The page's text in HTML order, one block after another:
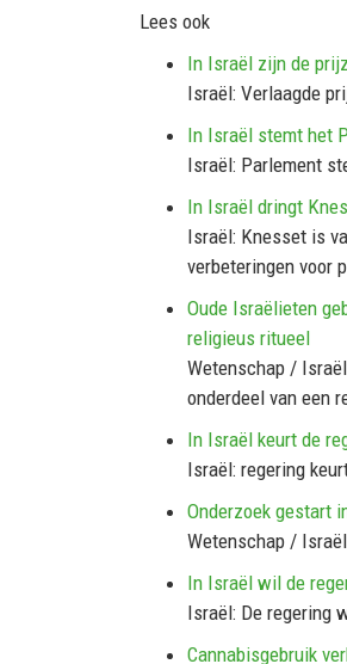
Lees ook
In Israël zijn de
Israël: Verlaagde
In Israël stemt het
Israël: Parlement
In Israël dringt
Israël: Knesset is
verbeteringen voor
Oude Israëlieten
religieus ritueel
Wetenschap /
onderdeel van een
In Israël keurt de
Israël: regering
Onderzoek gestart
Wetenschap /
In Israël wil de
Israël: De regering
Cannabisgebruik